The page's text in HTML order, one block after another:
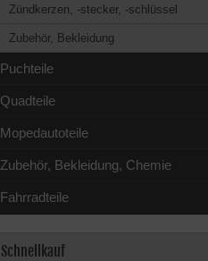
Zündkerzen, -stecker, -schlüssel
Zubehör, Bekleidung
Puchteile
Quadteile
Mopedautoteile
Zubehör, Bekleidung, Chemie
Fahrradteile
Schnellkauf